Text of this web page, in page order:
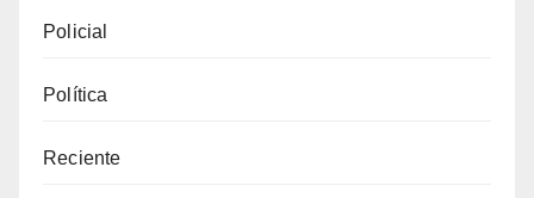
Policial
Política
Reciente